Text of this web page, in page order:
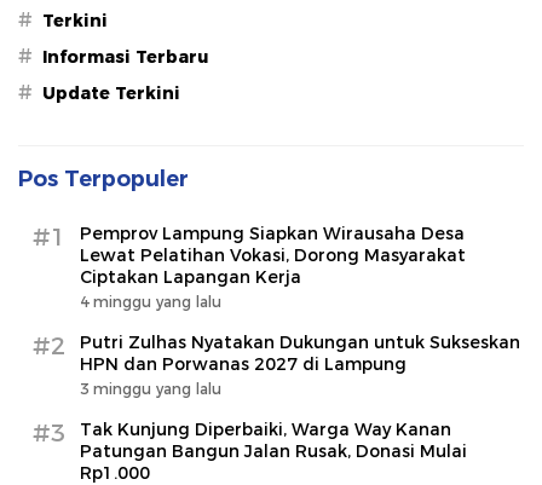
# Terkini
# Informasi Terbaru
# Update Terkini
Pos Terpopuler
#1
Pemprov Lampung Siapkan Wirausaha Desa
Lewat Pelatihan Vokasi, Dorong Masyarakat
Ciptakan Lapangan Kerja
4 minggu yang lalu
#2
Putri Zulhas Nyatakan Dukungan untuk Sukseskan
HPN dan Porwanas 2027 di Lampung
3 minggu yang lalu
#3
Tak Kunjung Diperbaiki, Warga Way Kanan
Patungan Bangun Jalan Rusak, Donasi Mulai
Rp1.000